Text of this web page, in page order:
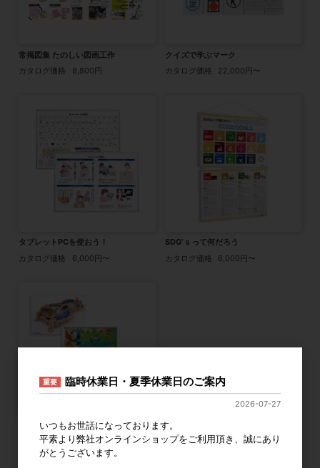
常掲図集 たのしい図画工作
カタログ価格
8,800円
クイズで学ぶマーク
カタログ価格
22,000円〜
タブレットPCを使おう！
カタログ価格
6,000円〜
SDG’ｓって何だろう
カタログ価格
6,000円〜
最新小学児童作品集 “なるほど発見”図
画工作
カタログ価格
19,800円〜
重要 臨時休業日・夏季休業日のご案内
2026-07-27
いつもお世話になっております。
平素より弊社オンラインショップをご利用頂き、誠にあり
がとうございます。